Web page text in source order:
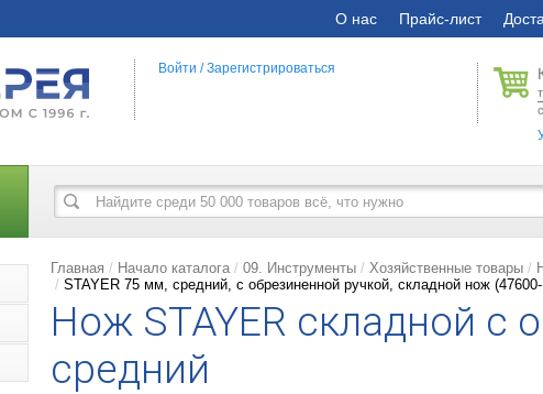
О нас Прайс-лист
Войти /Зарегистрироваться
Главная Начало каталога 09. Инструменты Хозяйственные товары
STAYER 75 мм, средний, с обрезиненной ручкой, складной нож
Нож STAYER складной с
средний